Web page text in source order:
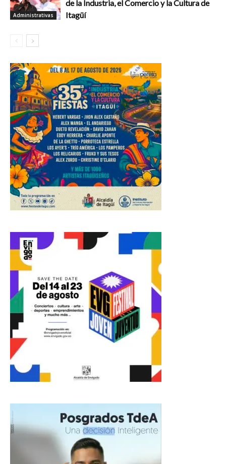
Administrativas
de la Industria, el Comercio y la Cultura de
Itagüí